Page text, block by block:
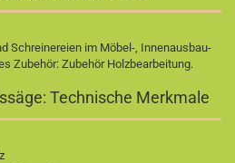
Schreinereien im Möbel-, Innenausbau-
Zubehör: Zubehör Holzbearbeitung.
Technische Merkmale